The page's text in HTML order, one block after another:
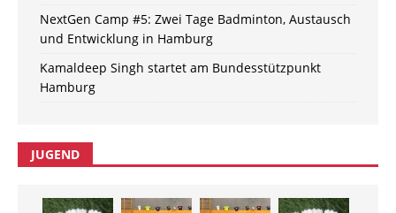
NextGen Camp #5: Zwei Tage Badminton, Austausch
und Entwicklung in Hamburg
Kamaldeep Singh startet am Bundesstützpunkt
Hamburg
JUGEND